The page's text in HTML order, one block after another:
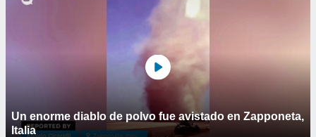
Un enorme diablo de polvo fue avistado en Zapponeta,
Italia